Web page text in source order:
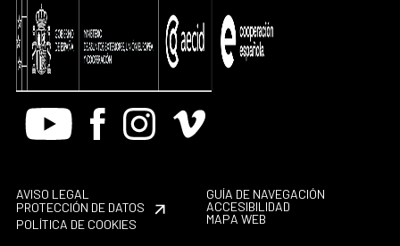
Youtube FacebookInstagram
Vimeo
AVISO LEGAL
PROTECCIÓN DE DATOS
POLÍTICA DE COOKIES
GUÍA DE NAVEGACIÓN
ACCESIBILIDAD
MAPA WEB